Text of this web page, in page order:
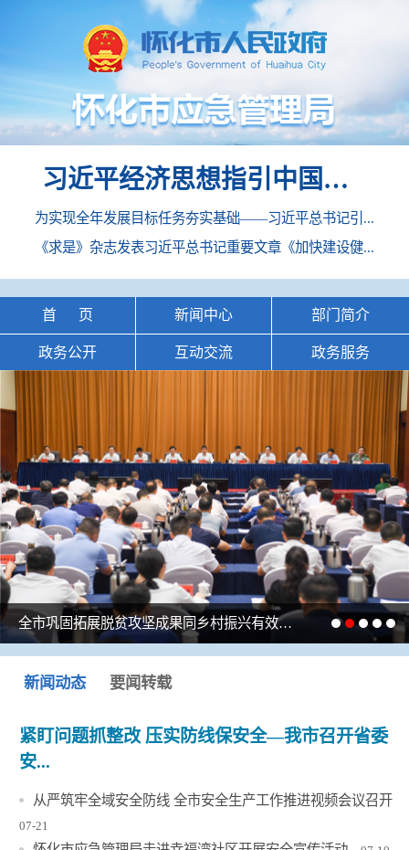
习近平经济思想指引中国经济高质量发展行稳致远
为实现全年发展目标任务夯实基础——习近平总书记引...
《求是》杂志发表习近平总书记重要文章《加快建设健...
首 页 新闻中心 部门简介
政务公开 互动交流 政务服务
全市巩固拓展脱贫攻坚成果同乡村振兴有效衔接工作推进视频会议召开
新闻动态 要闻转载
紧盯问题抓整改 压实防线保安全—我市召开省委
安...
从严筑牢全域安全防线 全市安全生产工作推进视频会议召开
07-21